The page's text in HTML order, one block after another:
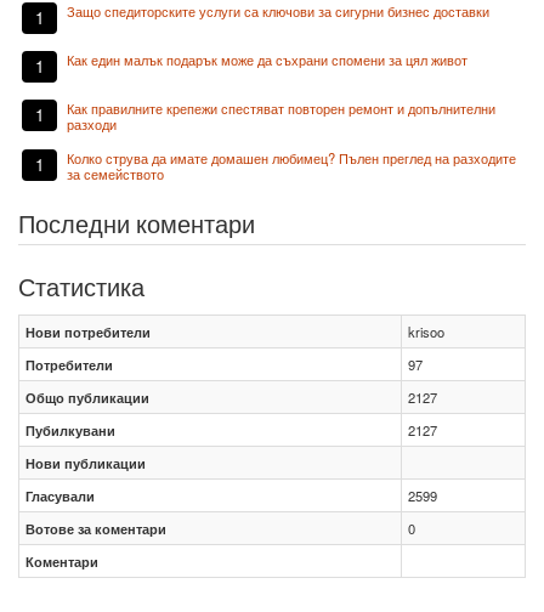
1 Защо спедиторските услуги са ключови за сигурни бизнес доставки
1 Как един малък подарък може да съхрани спомени за цял живот
1
Как правилните крепежи спестяват повторен ремонт и допълнителни
разходи
1
Колко струва да имате домашен любимец? Пълен преглед на разходите
за семейството
Последни коментари
Статистика
Нови потребители
krisoo
Потребители
97
Общо публикации
2127
Пубилкувани
2127
Нови публикации
Гласували
2599
Вотове за коментари
0
Коментари